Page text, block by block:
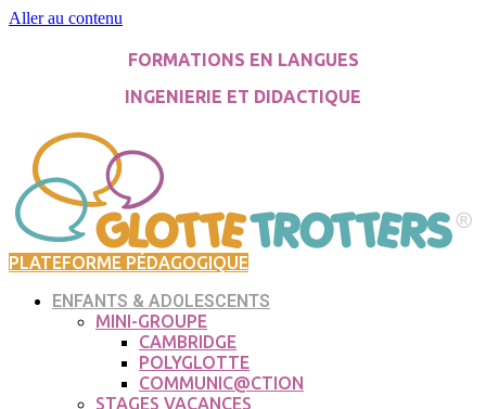
Aller au contenu
FORMATIONS EN LANGUES
INGENIERIE ET DIDACTIQUE
PLATEFORME PÉDAGOGIQUE
ENFANTS & ADOLESCENTS
MINI-GROUPE
CAMBRIDGE
POLYGLOTTE
COMMUNIC@CTION
STAGES VACANCES